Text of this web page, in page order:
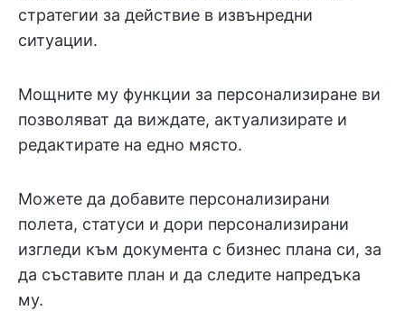
стратегии за действие в извънредни
ситуации.
Мощните му функции за персонализиране ви
позволяват да виждате, актуализирате и
редактирате на едно място.
Можете да добавите персонализирани
полета, статуси и дори персонализирани
изгледи към документа с бизнес плана си, за
да съставите план и да следите напредъка
му.